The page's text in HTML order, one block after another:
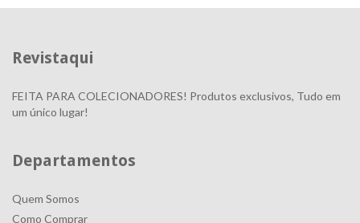
Revistaqui
FEITA PARA COLECIONADORES! Produtos exclusivos, Tudo em
um único lugar!
Departamentos
Quem Somos
Como Comprar